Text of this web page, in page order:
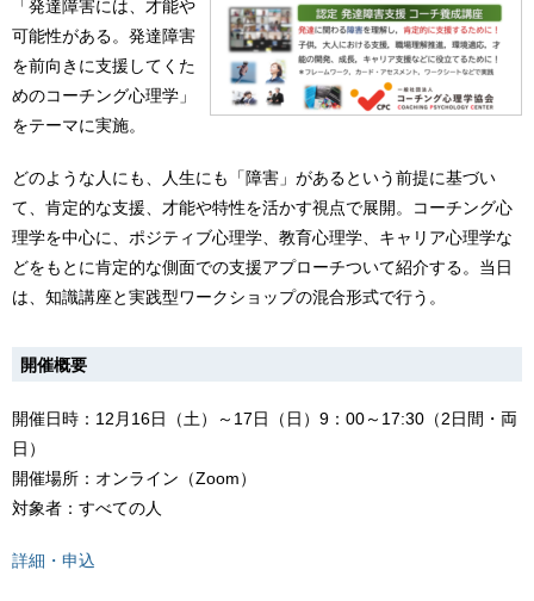
「発達障害には、才能や
可能性がある。発達障害
を前向きに支援してくた
めのコーチング心理学」
をテーマに実施。
どのような人にも、人生にも「障害」があるという前提に基づい
て、肯定的な支援、才能や特性を活かす視点で展開。コーチング心
理学を中心に、ポジティブ心理学、教育心理学、キャリア心理学な
どをもとに肯定的な側面での支援アプローチついて紹介する。当日
は、知識講座と実践型ワークショップの混合形式で行う。
開催概要
開催日時：12月16日（土）～17日（日）9：00～17:30（2日間・両
日）
開催場所：オンライン（Zoom）
対象者：すべての人
詳細・申込